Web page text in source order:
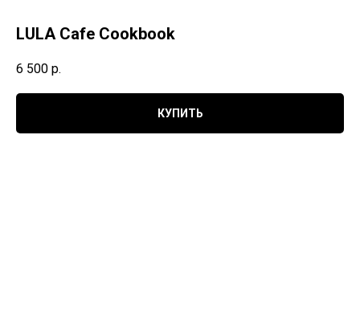
LULA Cafe Cookbook
6 500 р.
КУПИТЬ